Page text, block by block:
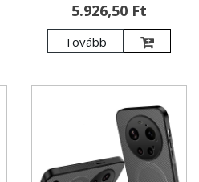
5.926,50 Ft
Tovább